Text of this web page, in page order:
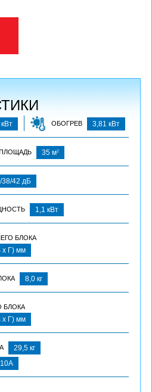
ОБОГРЕВ 3,81 кВт
35 м2
38/42 дБ
1,1 кВт
БЛОКА
х Г) мм
8,0 кг
БЛОКА
х Г) мм
29,5 кг